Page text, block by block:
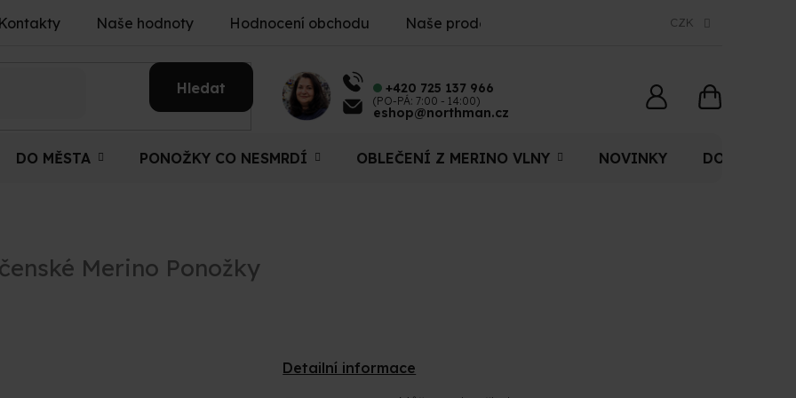
Kontakty Naše hodnoty Hodnocení obchodu Naše prodejny CZK
Hledat
NÁKUPNÍ
KOŠÍK
+420 725 137 966
(PO-PÁ: 7:00 - 14:00)
eshop@northman.cz
DO MĚSTA PONOŽKY CO NESMRDÍ OBLEČENÍ Z MERINO VLNY NOVINKY DOPLŇKY
Merino Ponožky
Detailní informace